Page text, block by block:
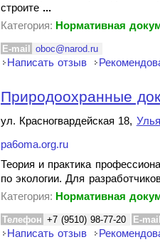
строите ...
Категория: Нормативная
E-mail oboc@narod.ru
Написать отзыв
Природоохранные
ул. Красногвардейская 18,
pa6oma.org.ru
Теория и практика
по экологии. Для
Категория: Нормативная
Телефон +7 (9510) 98-77-20 E-mail
Написать отзыв